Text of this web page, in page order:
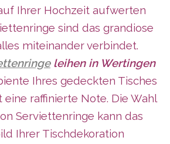
Ihrer Hochzeit aufwerten
sind das grandiose
miteinander verbindet.
leihen in Wertingen
Ihres gedeckten Tisches
raffinierte Note. Die Wahl
Serviettenringe kann das
Ihrer Tischdekoration